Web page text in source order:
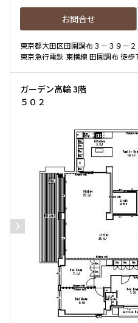
お問合せ
東京都大田区田園調布３－３９－２
東京急行電鉄 東横線 田園調布 徒歩
ガーデン高輪 3階
５０２